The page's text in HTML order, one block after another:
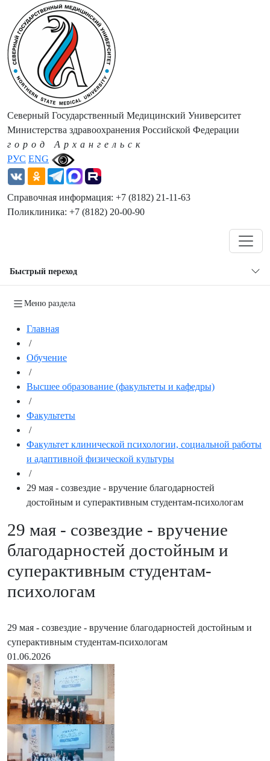
РУС ENG
Северный Государственный Медицинский Университет
Министерства здравоохранения Российской Федерации
город Архангельск
Справочная информация: +7 (8182) 21-11-63
Поликлиника: +7 (8182) 20-00-90
Быстрый переход
Меню раздела
Главная
/
Обучение
/
Высшее образование (факультеты и кафедры)
/
Факультеты
/
Факультет клинической психологии, социальной работы
и адаптивной физической культуры
/
29 мая - созвездие - вручение благодарностей
достойным и суперактивным студентам-психологам
29 мая - созвездие - вручение
благодарностей достойным и
суперактивным студентам-
психологам
29 мая - созвездие - вручение благодарностей достойным и
суперактивным студентам-психологам
01.06.2026